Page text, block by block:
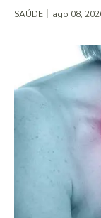
SAÚDE ago 08,